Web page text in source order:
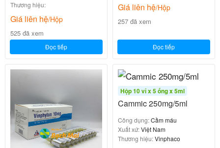
Thương hiệu:
Giá liên hệ/Hộp
525 đã xem
Đọc tiếp
Giá liên hệ/Hộp
257 đã xem
Đọc tiếp
Hộp 10 vỉ x 5 ống x 5ml
Cammic 250mg/5ml
Công dụng:Cầm máu
Xuất xứ:Việt Nam
Thương hiệu:Vinphaco